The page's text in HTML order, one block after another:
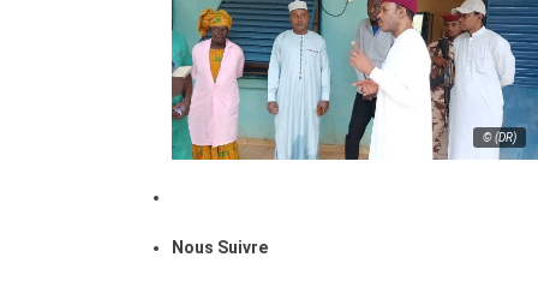
© (DR)
Nous Suivre